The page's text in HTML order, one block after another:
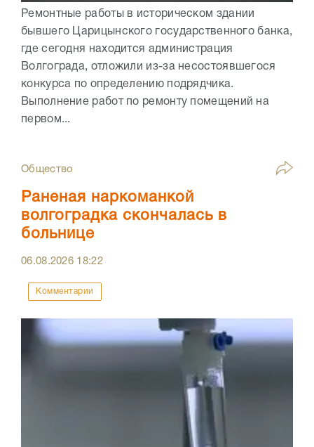
Ремонтные работы в историческом здании
бывшего Царицынского государственного банка,
где сегодня находится администрация
Волгограда, отложили из-за несостоявшегося
конкурса по определению подрядчика.
Выполнение работ по ремонту помещений на
первом...
Общество
Раненая наркоманкой
волгоградка скончалась в
больнице
06.08.2026 18:22
Комментарии